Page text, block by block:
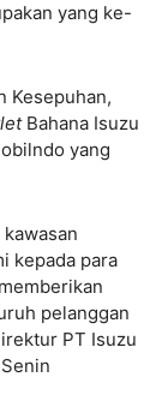
yang ke-
Kesepuhan,
Bahana Isuzu
yang
kepada para
pelanggan
PT Isuzu